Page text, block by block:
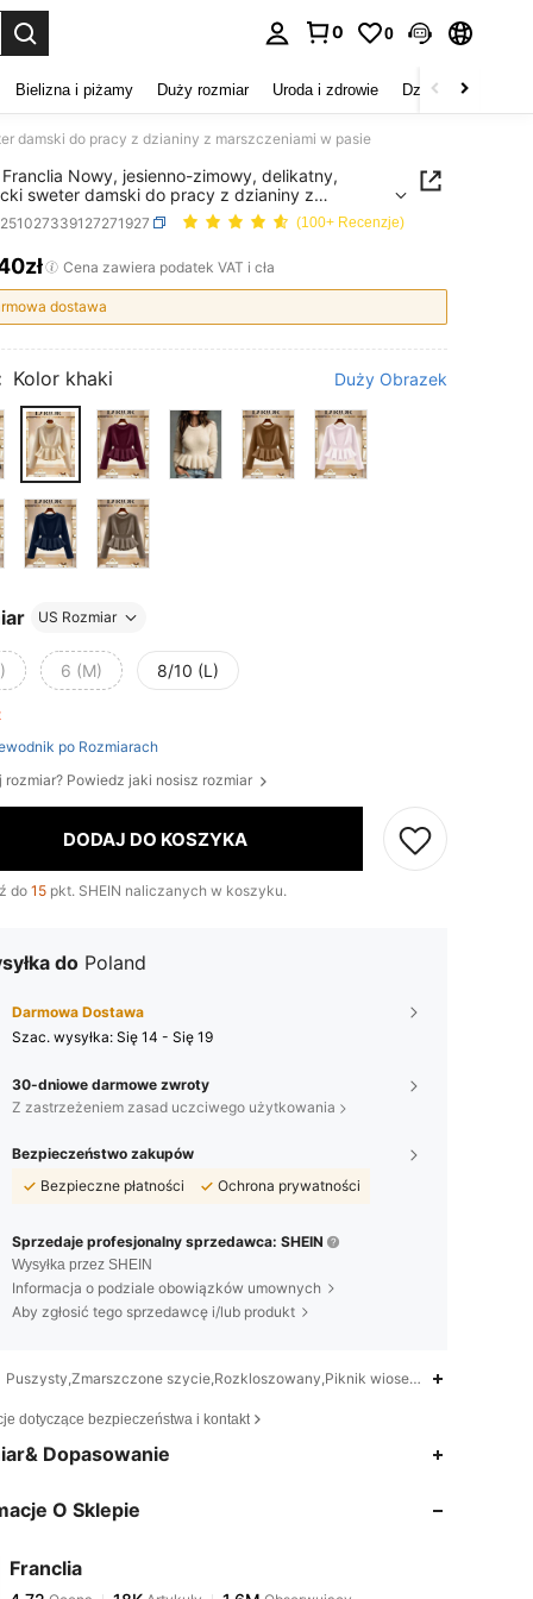
0 0
Bielizna i piżamy Duży rozmiar Uroda i zdrowie Dzieci
damski do pracy z dzianiny z marszczeniami w pasie
Franclia Nowy, jesienno-zimowy, delikatny,
sweter damski do pracy z dzianiny z
w pasie
(100+ Recenzje)
AND AVAILABILITY
Cena zawiera podatek VAT i cła
dostawa
Kolor khaki Duży Obrazek
US Rozmiar
6 (M) 8/10 (L)
po Rozmiarach
rozmiar? Powiedz jaki nosisz rozmiar
DODAJ DO KOSZYKA
do 15 pkt. SHEIN naliczanych w koszyku.
do Poland
Darmowa Dostawa
Szac. wysyłka: Się 14 - Się 19
30-dniowe darmowe zwroty
Z zastrzeżeniem zasad uczciwego użytkowania
Bezpieczeństwo zakupów
Bezpieczne płatności
Ochrona prywatności
Sprzedaje profesjonalny sprzedawca: SHEIN
Wysyłka przez SHEIN
Informacja o podziale obowiązków umownych
Aby zgłosić tego sprzedawcę i/lub produkt
Puszysty,Zmarszczone szycie,Rozkloszowany,Piknik wiosenny
dotyczące bezpieczeństwa i kontakt
Dopasowanie
O Sklepie
Franclia
4,72 18K
4,72 Ocena